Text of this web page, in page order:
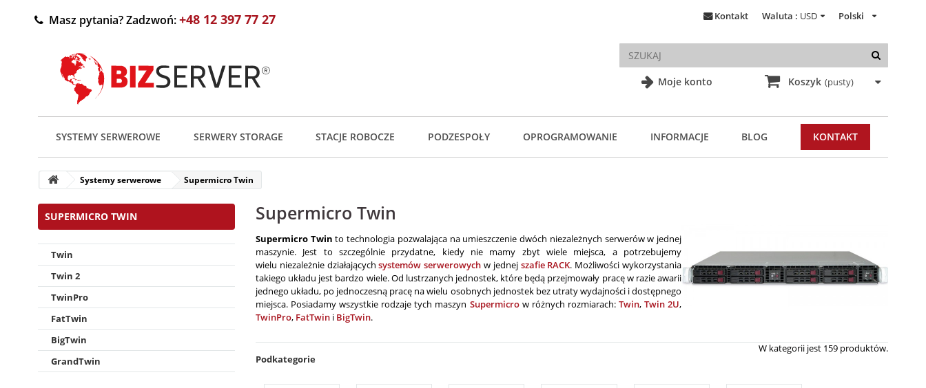
Moje konto
Polski
Waluta : USD
Kontakt
Masz pytania? Zadzwoń:+48 12 397 77 27
Koszyk (pusty)
SYSTEMY SERWEROWE SERWERY STORAGE STACJE ROBOCZE PODZESPOŁY OPROGRAMOWANIE INFORMACJE BLOG KONTAKT
Systemy serwerowe Supermicro Twin
SUPERMICRO TWIN
Twin
Twin 2
TwinPro
FatTwin
BigTwin
GrandTwin
Supermicro Twin
Supermicro Twin to technologia pozwalająca na umieszczenie dwóch niezależnych serwerów w jednej
maszynie. Jest to szczególnie przydatne, kiedy nie mamy zbyt wiele miejsca, a potrzebujemy
wielu niezależnie działającychsystemów serwerowych w jednej szafie RACK. Możliwości wykorzystania
takiego układu jest bardzo wiele. Od lustrzanych jednostek, które będą przejmowały pracę w razie awarii
jednego układu, po jednoczesną pracę na wielu osobnych jednostek bez utraty wydajności i dostępnego
miejsca. Posiadamy wszystkie rodzaje tych maszyn Supermicrow różnych rozmiarach: Twin, Twin 2U,
TwinPro, FatTwin i BigTwin.
W kategorii jest 159 produktów.
Podkategorie